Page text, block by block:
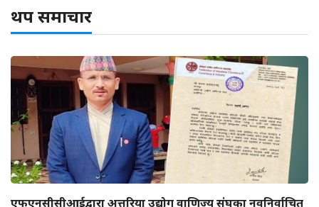
थप समाचार
एफएनसीसीआईद्वारा अत्तरिया उद्योग वाणिज्य संघका नवनिर्वाचित